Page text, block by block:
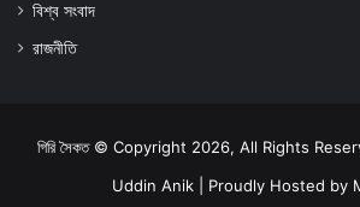
বিশ্ব সংবাদ
রাজনীতি
গিরি সৈকত © Copyright 2026, All Rights
Uddin Anik | Proudly Hosted by